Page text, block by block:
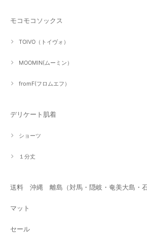
モコモコソックス
TOIVO（トイヴォ）
MOOMIN(ムーミン）
fromF(フロムエフ）
デリケート肌着
ショーツ
１分丈
送料 沖縄 離島（対馬・隠岐・奄美大島・石
マット
セール